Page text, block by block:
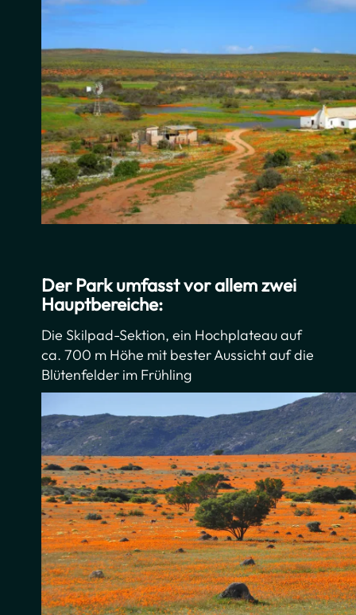
Der Park umfasst vor allem zwei
Hauptbereiche:
Die Skilpad-Sektion, ein Hochplateau auf
ca. 700 m Höhe mit bester Aussicht auf die
Blütenfelder im Frühling